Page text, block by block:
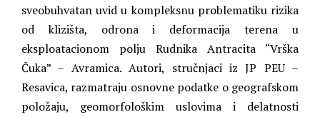
sveobuhvatan uvid u kompleksnu problematiku rizika
od klizišta, odrona i deformacija terena u
eksploatacionom polju Rudnika Antracita “Vrška
Čuka” – Avramica. Autori, stručnjaci iz JP PEU –
Resavica, razmatraju osnovne podatke o geografskom
položaju, geomorfološkim uslovima i delatnosti